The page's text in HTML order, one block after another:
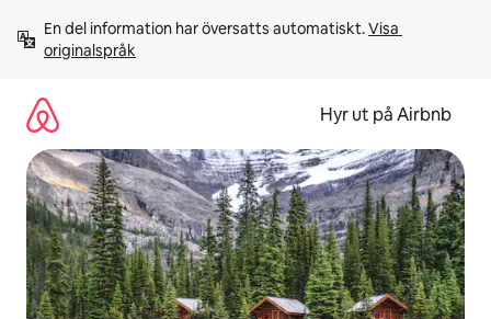
innehåll
En del information har översatts automatiskt. Visa
originalspråk
Hyr ut på Airbnb